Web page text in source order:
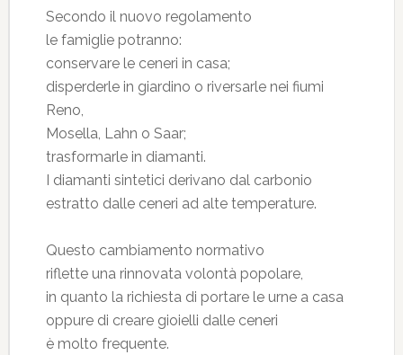
Secondo il nuovo regolamento
le famiglie potranno:
conservare le ceneri in casa;
disperderle in giardino o riversarle nei fiumi
Reno,
Mosella, Lahn o Saar;
trasformarle in diamanti.
I diamanti sintetici derivano dal carbonio
estratto dalle ceneri ad alte temperature.
Questo cambiamento normativo
riflette una rinnovata volontà popolare,
in quanto la richiesta di portare le urne a casa
oppure di creare gioielli dalle ceneri
è molto frequente.